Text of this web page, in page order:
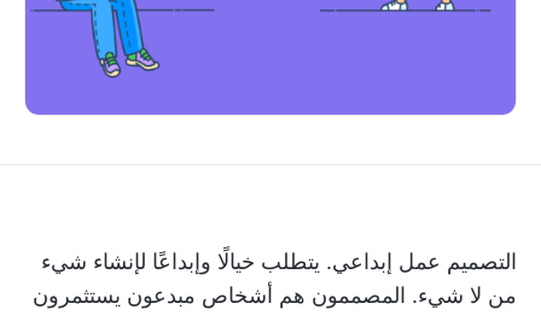
التصميم عمل إبداعي. يتطلب خيالًا وإبداعًا لإنشاء شيء
من لا شيء. المصممون هم أشخاص مبدعون يستثمرون